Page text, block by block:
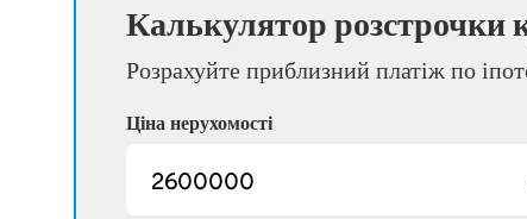
Калькулятор розстрочки
Розрахуйте приблизний платіж по
Ціна нерухомості